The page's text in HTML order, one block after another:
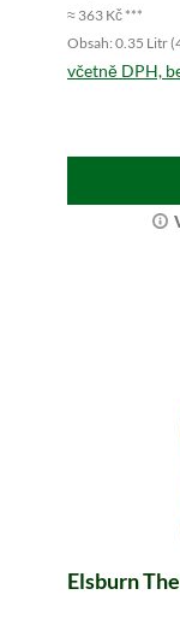
≈ 363 Kč ***
Obsah: 0.35 Litr
včetně DPH,
Elsburn